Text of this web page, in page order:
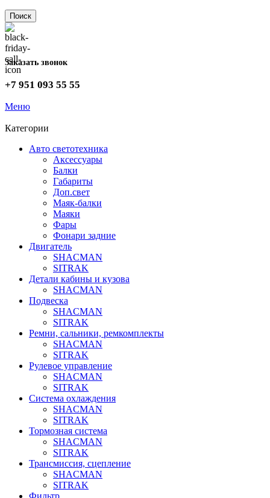
Поиск
Заказать звонок
+7 951 093 55 55
Меню
Категории
Авто светотехника
Аксессуары
Балки
Габариты
Доп.свет
Маяк-балки
Маяки
Фары
Фонари задние
Двигатель
SHACMAN
SITRAK
Детали кабины и кузова
SHACMAN
Подвеска
SHACMAN
SITRAK
Ремни, сальники, ремкомплекты
SHACMAN
SITRAK
Рулевое управление
SHACMAN
SITRAK
Система охлаждения
SHACMAN
SITRAK
Тормозная система
SHACMAN
SITRAK
Трансмиссия, сцепление
SHACMAN
SITRAK
Фильтр